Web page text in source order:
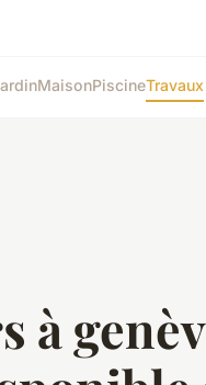
MaisonPiscineTravaux